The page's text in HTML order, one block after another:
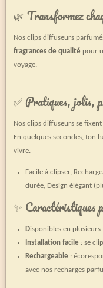
🌿 Transformez
Nos clips diffuseurs
fragrances de qualité pour
voyage.
✅ Pratiques, jolis,
Nos clips diffuseurs se
En quelques secondes, ton
vivre.
Facile à clipser,
durée, Design élégant
✨ Caractéristiques
Disponibles en
Installation facile : se
Rechargeable :
avec nos recharges